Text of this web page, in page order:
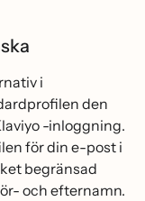
i
den
-inloggning.
för din e-post i
begränsad
och efternamn.